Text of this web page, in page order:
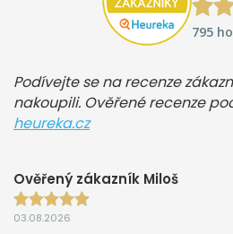
795
Podívejte se na recenze
nakoupili. Ověřené recenze
heureka.cz
Ověřený zákazník Miloš
03.08.2026